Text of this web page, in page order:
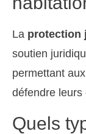
La protection
soutien
permettant
défendre leurs
Quels